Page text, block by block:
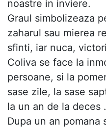
noastre in inviere.
Graul simbolizeaza
zaharul sau mierea
sfinti, iar nuca,
Coliva se face la
persoane, si la
sase zile, la sase
la un an de la deces .
Dupa un an pomana